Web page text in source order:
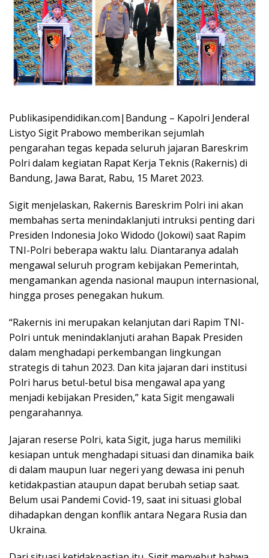
Publikasipendidikan.com|Bandung – Kapolri Jenderal
Listyo Sigit Prabowo memberikan sejumlah
pengarahan tegas kepada seluruh jajaran Bareskrim
Polri dalam kegiatan Rapat Kerja Teknis (Rakernis) di
Bandung, Jawa Barat, Rabu, 15 Maret 2023.
Sigit menjelaskan, Rakernis Bareskrim Polri ini akan
membahas serta menindaklanjuti intruksi penting dari
Presiden Indonesia Joko Widodo (Jokowi) saat Rapim
TNI-Polri beberapa waktu lalu. Diantaranya adalah
mengawal seluruh program kebijakan Pemerintah,
mengamankan agenda nasional maupun internasional,
hingga proses penegakan hukum.
“Rakernis ini merupakan kelanjutan dari Rapim TNI-
Polri untuk menindaklanjuti arahan Bapak Presiden
dalam menghadapi perkembangan lingkungan
strategis di tahun 2023. Dan kita jajaran dari institusi
Polri harus betul-betul bisa mengawal apa yang
menjadi kebijakan Presiden,” kata Sigit mengawali
pengarahannya.
Jajaran reserse Polri, kata Sigit, juga harus memiliki
kesiapan untuk menghadapi situasi dan dinamika baik
di dalam maupun luar negeri yang dewasa ini penuh
ketidakpastian ataupun dapat berubah setiap saat.
Belum usai Pandemi Covid-19, saat ini situasi global
dihadapkan dengan konflik antara Negara Rusia dan
Ukraina.